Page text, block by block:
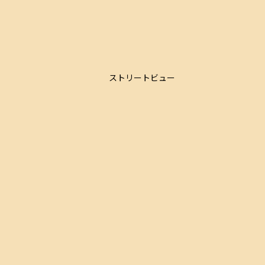
ストリートビュー